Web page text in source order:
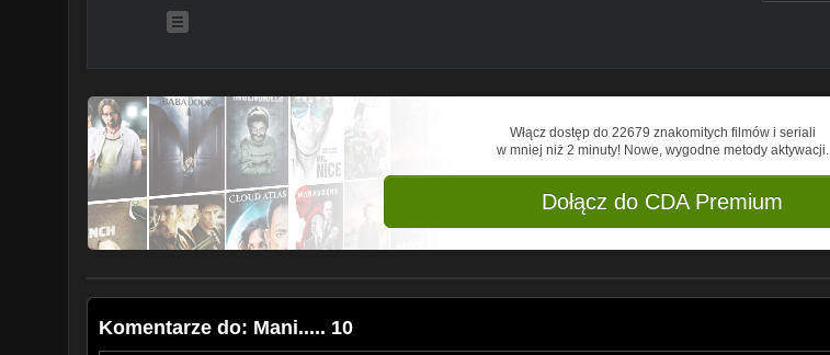
Włącz dostęp do 22679 znakomitych filmów i seriali
w mniej niż 2 minuty! Nowe, wygodne metody aktywacji.
Dołącz do CDA Premium
Komentarze do: Mani..... 10